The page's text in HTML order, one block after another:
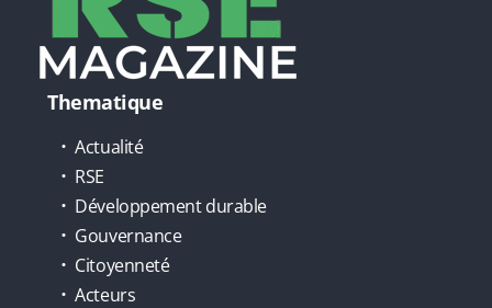
Thematique
Actualité
RSE
Développement durable
Gouvernance
Citoyenneté
Acteurs